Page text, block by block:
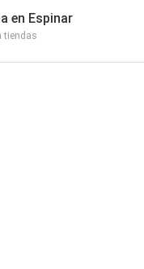
en Espinar
tiendas